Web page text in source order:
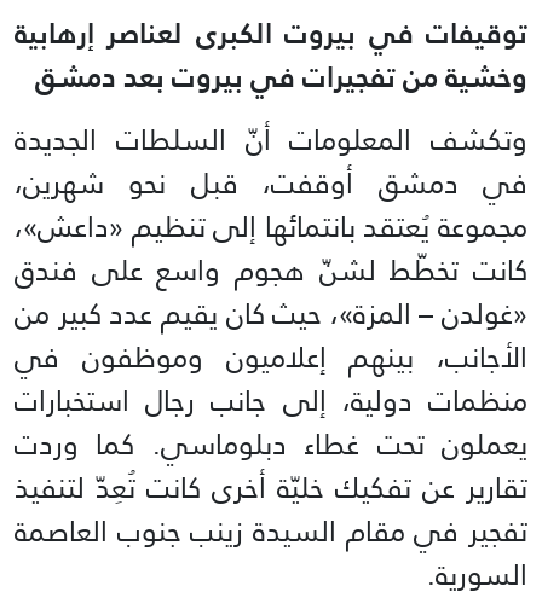
توقيفات في بيروت الكبرى لعناصر إرهابية
وخشية من تفجيرات في بيروت بعد دمشق
وتكشف المعلومات أنّ السلطات الجديدة
في دمشق أوقفت، قبل نحو شهرين،
مجموعة يُعتقد بانتمائها إلى تنظيم «داعش»،
كانت تخطّط لشنّ هجوم واسع على فندق
«غولدن – المزة»، حيث كان يقيم عدد كبير من
الأجانب، بينهم إعلاميون وموظفون في
منظمات دولية، إلى جانب رجال استخبارات
يعملون تحت غطاء دبلوماسي. كما وردت
تقارير عن تفكيك خليّة أخرى كانت تُعِدّ لتنفيذ
تفجير في مقام السيدة زينب جنوب العاصمة
السورية.